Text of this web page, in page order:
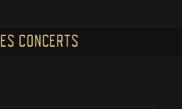
CONCERTS